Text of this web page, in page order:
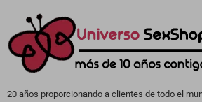
20 años proporcionando a clientes de todo el